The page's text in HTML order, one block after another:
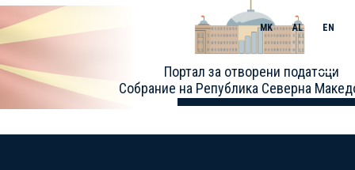
Портал за отворени податоци
Собрание на Република Северна
MK AL EN
Toggle